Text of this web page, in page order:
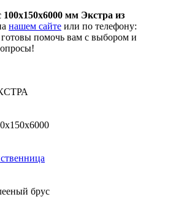
100x150x6000 мм Экстра из
нашем сайте или по телефону:
помочь вам с выбором и
брус